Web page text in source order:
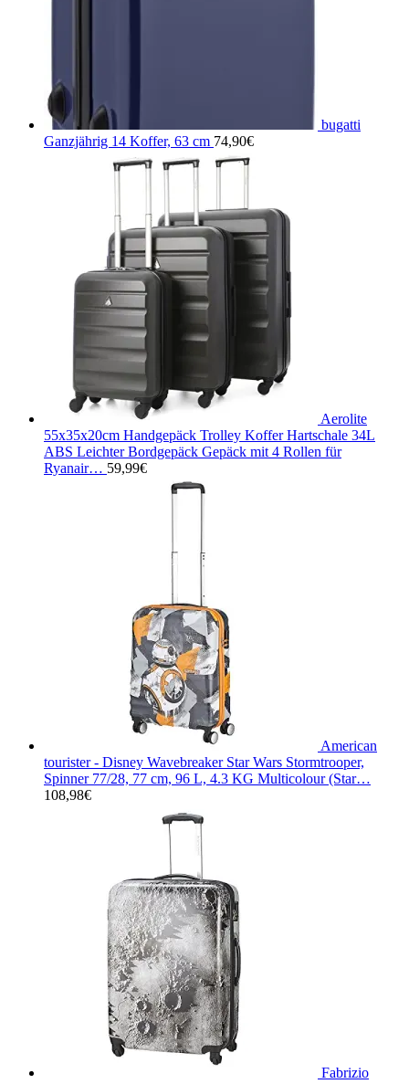
bugatti
Ganzjährig 14 Koffer, 63 cm 74,90€
Aerolite
55x35x20cm Handgepäck Trolley Koffer Hartschale 34L
ABS Leichter Bordgepäck Gepäck mit 4 Rollen für
Ryanair… 59,99€
American
tourister - Disney Wavebreaker Star Wars Stormtrooper,
Spinner 77/28, 77 cm, 96 L, 4.3 KG Multicolour (Star…
108,98€
Fabrizio